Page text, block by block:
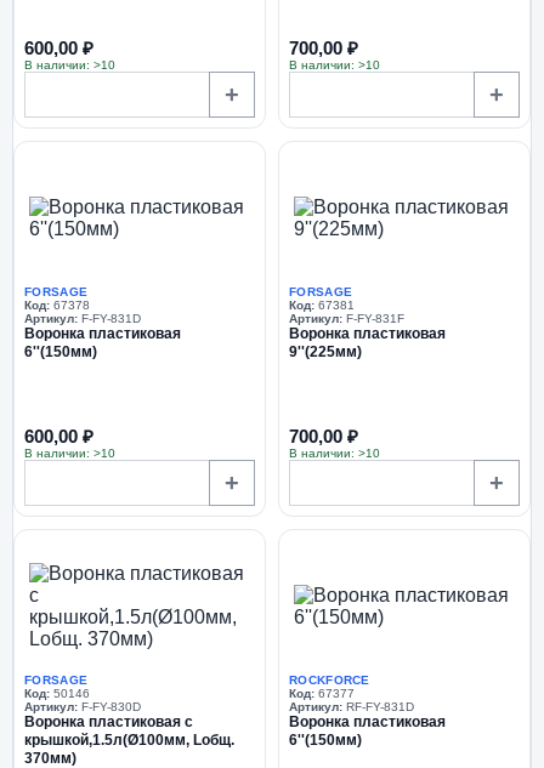
600,00 ₽
В наличии: >10
+
700,00 ₽
В наличии: >10
+
FORSAGE
Код: 67378
Артикул: F-FY-831D
Воронка пластиковая
6''(150мм)
600,00 ₽
В наличии: >10
+
FORSAGE
Код: 67381
Артикул: F-FY-831F
Воронка пластиковая
9''(225мм)
700,00 ₽
В наличии: >10
+
FORSAGE
Код: 50146
Артикул: F-FY-830D
Воронка пластиковая с
крышкой,1.5л(Ø100мм, Lобщ.
370мм)
ROCKFORCE
Код: 67377
Артикул: RF-FY-831D
Воронка пластиковая
6''(150мм)